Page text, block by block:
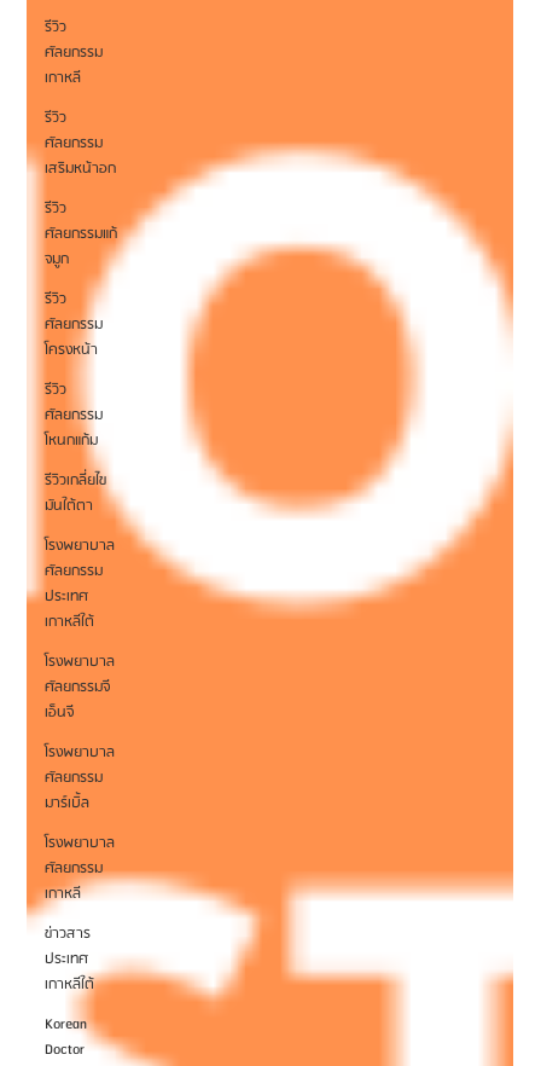
รีวิว
ศัลยกรรม
เกาหลี
รีวิว
ศัลยกรรม
เสริมหน้าอก
รีวิว
ศัลยกรรมแก้
จมูก
รีวิว
ศัลยกรรม
โครงหน้า
รีวิว
ศัลยกรรม
โหนกแก้ม
รีวิวเกลี่ยไข
มันใต้ตา
โรงพยาบาล
ศัลยกรรม
ประเทศ
เกาหลีใต้
โรงพยาบาล
ศัลยกรรมจี
เอ็นจี
โรงพยาบาล
ศัลยกรรม
มาร์เบิ้ล
โรงพยาบาล
ศัลยกรรม
เกาหลี
ข่าวสาร
ประเทศ
เกาหลีใต้
Korean
Doctor